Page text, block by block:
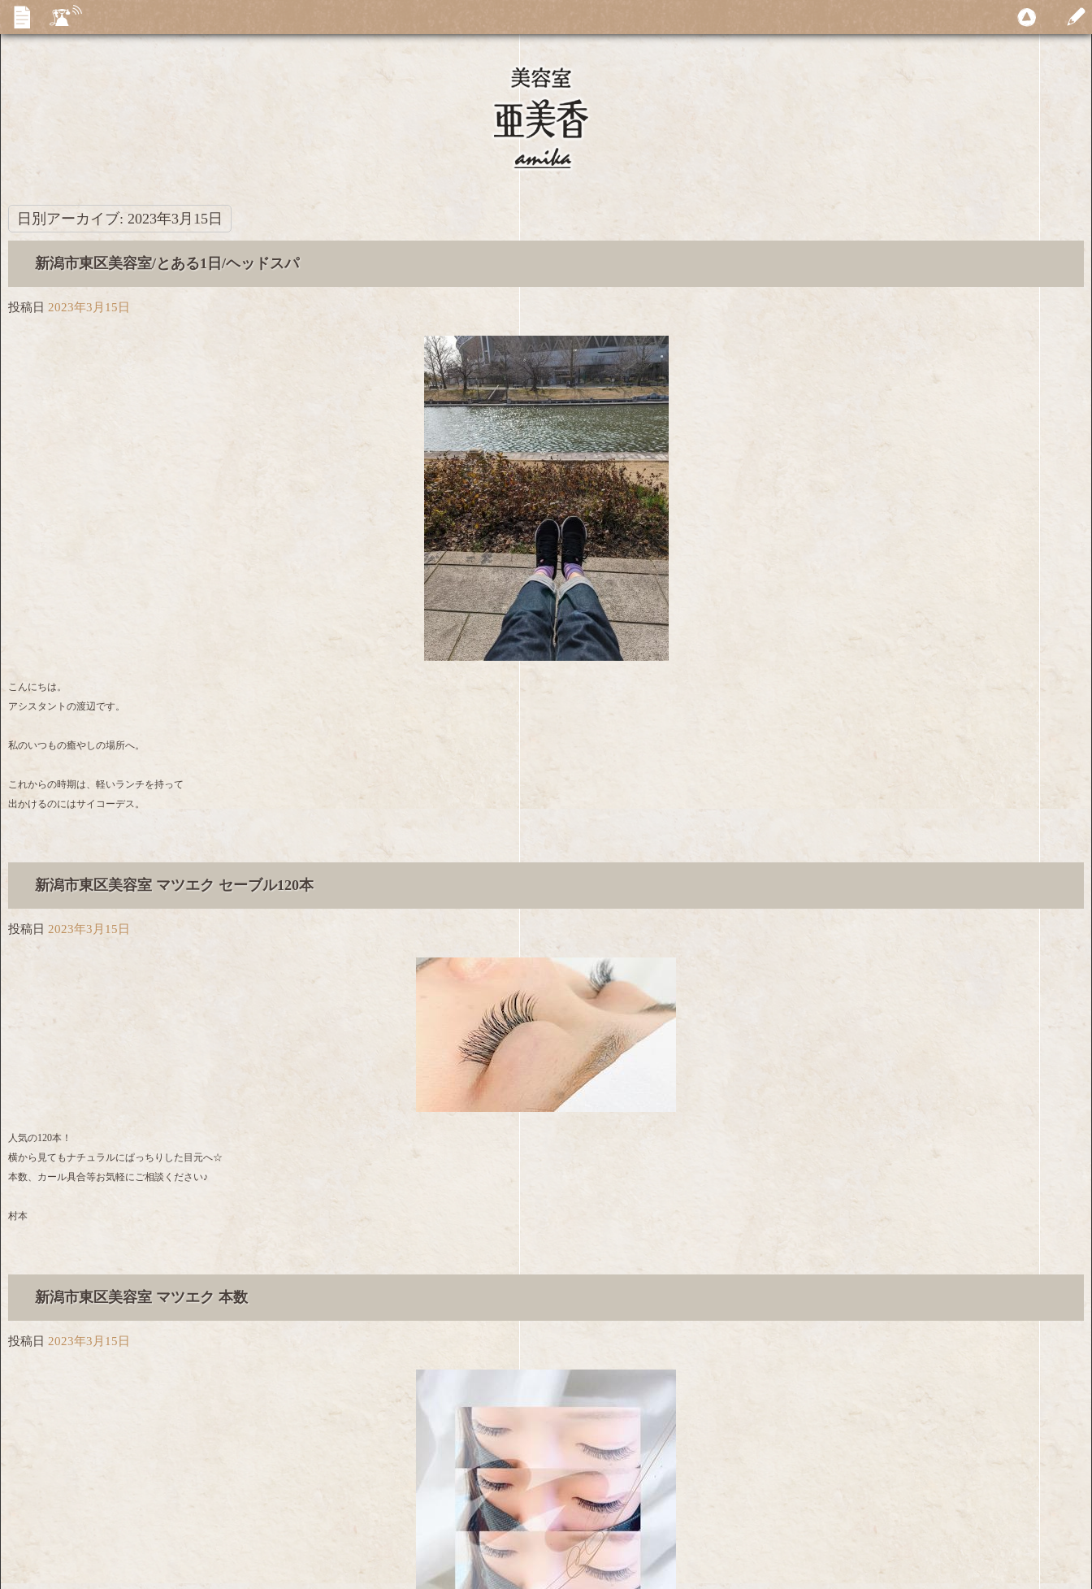
日別アーカイブ: 2023年3月15日
新潟市東区美容室/とある1日/ヘッドスパ
投稿日 2023年3月15日
こんにちは。
アシスタントの渡辺です。
私のいつもの癒やしの場所へ。
これからの時期は、軽いランチを持って
出かけるのにはサイコーデス。
新潟市東区美容室 マツエク セーブル120本
投稿日 2023年3月15日
人気の120本！
横から見てもナチュラルにぱっちりした目元へ☆
本数、カール具合等お気軽にご相談ください♪
村本
新潟市東区美容室 マツエク 本数
投稿日 2023年3月15日